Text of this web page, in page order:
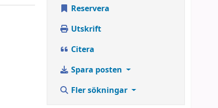
Reservera
Utskrift
Citera
Spara posten
Fler sökningar